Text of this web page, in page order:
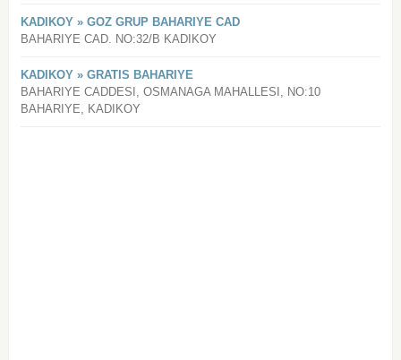
KADIKOY » GOZ GRUP BAHARIYE CAD
BAHARIYE CAD. NO:32/B KADIKOY
KADIKOY » GRATIS BAHARIYE
BAHARIYE CADDESI, OSMANAGA MAHALLESI, NO:10
BAHARIYE, KADIKOY